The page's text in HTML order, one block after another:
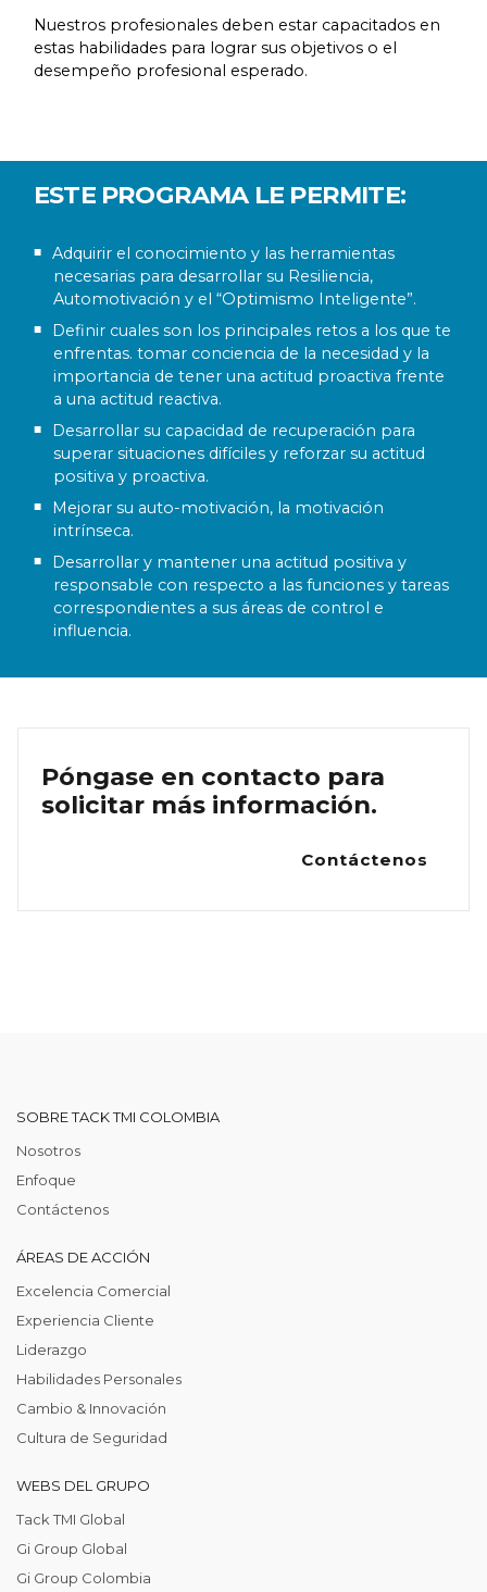
Nuestros profesionales deben estar capacitados en
estas habilidades para lograr sus objetivos o el
desempeño profesional esperado.
ESTE PROGRAMA LE PERMITE:
Adquirir el conocimiento y las herramientas
necesarias para desarrollar su Resiliencia,
Automotivación y el “Optimismo Inteligente”.
Definir cuales son los principales retos a los que te
enfrentas. tomar conciencia de la necesidad y la
importancia de tener una actitud proactiva frente
a una actitud reactiva.
Desarrollar su capacidad de recuperación para
superar situaciones difíciles y reforzar su actitud
positiva y proactiva.
Mejorar su auto-motivación, la motivación
intrínseca.
Desarrollar y mantener una actitud positiva y
responsable con respecto a las funciones y tareas
correspondientes a sus áreas de control e
influencia.
Póngase en contacto para
solicitar más información.
Contáctenos
SOBRE TACK TMI COLOMBIA
Nosotros
Enfoque
Contáctenos
ÁREAS DE ACCIÓN
Excelencia Comercial
Experiencia Cliente
Liderazgo
Habilidades Personales
Cambio & Innovación
Cultura de Seguridad
WEBS DEL GRUPO
Tack TMI Global
Gi Group Global
Gi Group Colombia